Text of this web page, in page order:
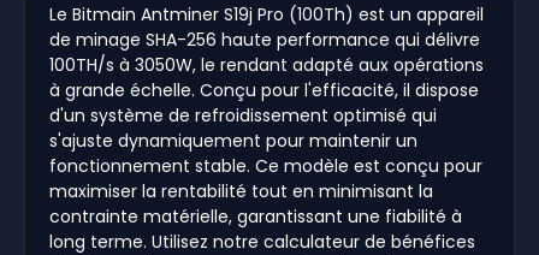
Le Bitmain Antminer S19j Pro (100Th) est un appareil
de minage SHA-256 haute performance qui délivre
100TH/s à 3050W, le rendant adapté aux opérations
à grande échelle. Conçu pour l'efficacité, il dispose
d'un système de refroidissement optimisé qui
s'ajuste dynamiquement pour maintenir un
fonctionnement stable. Ce modèle est conçu pour
maximiser la rentabilité tout en minimisant la
contrainte matérielle, garantissant une fiabilité à
long terme. Utilisez notre calculateur de bénéfices